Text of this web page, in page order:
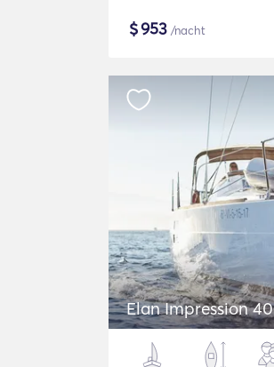
$953 /nacht
Elan Impression 40